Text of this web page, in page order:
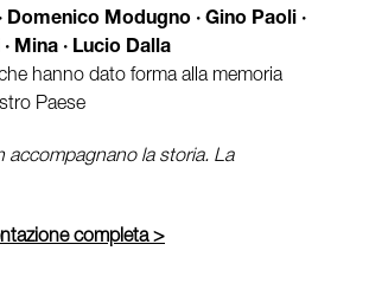
Domenico Modugno · Gino Paoli ·
Mina · Lucio Dalla
hanno dato forma alla memoria
Paese
accompagnano la storia. La
completa >